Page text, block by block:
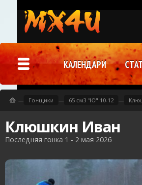
Клюшкин Иван
Последняя гонка 1 - 2 мая 2026
— Гонщики — 65 см3 "Ю" 10-12 —
КАЛЕНДАРИ